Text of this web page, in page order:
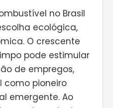
no Brasil
ecológica,
O crescente
pode estimular
de empregos,
como pioneiro
emergente. Ao